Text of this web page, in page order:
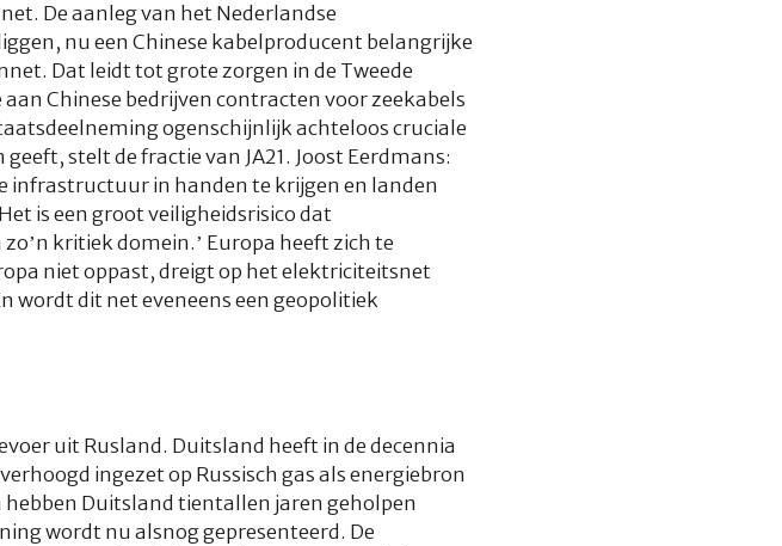
De aanleg van het Nederlandse
nu een Chinese kabelproducent belangrijke
Dat leidt tot grote zorgen in de Tweede
Chinese bedrijven contracten voor zeekabels
ogenschijnlijk achteloos cruciale
stelt de fractie van JA21. Joost Eerdmans:
infrastructuur in handen te krijgen en landen
is een groot veiligheidsrisico dat
kritiek domein.’ Europa heeft zich te
niet oppast, dreigt op het elektriciteitsnet
wordt dit net eveneens een geopolitiek
uit Rusland. Duitsland heeft in de decennia
ingezet op Russisch gas als energiebron
Duitsland tientallen jaren geholpen
wordt nu alsnog gepresenteerd. De